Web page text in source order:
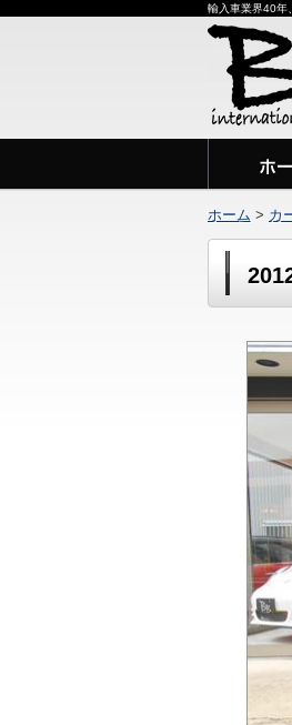
輸入車業界40年
ホーム > カ